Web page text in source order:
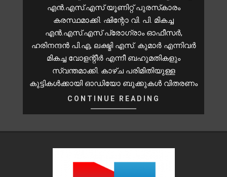
എൻ.എസ്.എസ് യൂണിറ്റ് പുരസ്‌കാരം
കരസ്ഥമാക്കി. ഷിന്റോ വി. പി. മികച്ച
എൻ.എസ്.എസ് പ്രോഗ്രാം ഓഫീസർ,
ഹരിനന്ദൻ പി.എ, ലക്ഷ്മി എസ്. കുമാർ എന്നിവർ
മികച്ച വോളന്റീർ എന്നീ ബഹുമതികളും
സ്വന്തമാക്കി. കാഴ്ച പരിമിതിയുള്ള
കുട്ടികൾക്കായി ഓഡിയോ ബുക്കുകൾ വിതരണം
CONTINUE READING